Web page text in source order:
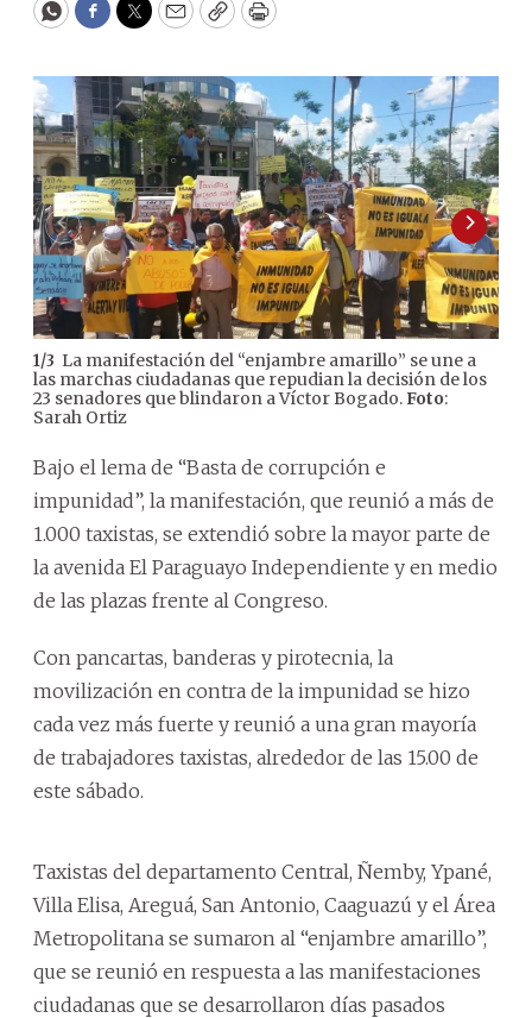
WhatsApp
Facebook
Twitter
EmailCopyPrint
1/3 La manifestación del “enjambre amarillo” se une a
las marchas ciudadanas que repudian la decisión de los
23 senadores que blindaron a Víctor Bogado.Foto:
Sarah Ortiz
Bajo el lema de “Basta de corrupción e
impunidad”, la manifestación, que reunió a más de
1.000 taxistas, se extendió sobre la mayor parte de
la avenida El Paraguayo Independiente y en medio
de las plazas frente al Congreso.
Con pancartas, banderas y pirotecnia, la
movilización en contra de la impunidad se hizo
cada vez más fuerte y reunió a una gran mayoría
de trabajadores taxistas, alrededor de las 15.00 de
este sábado.
Taxistas del departamento Central, Ñemby, Ypané,
Villa Elisa, Areguá, San Antonio, Caaguazú y el Área
Metropolitana se sumaron al “enjambre amarillo”,
que se reunió en respuesta a las manifestaciones
ciudadanas que se desarrollaron días pasados